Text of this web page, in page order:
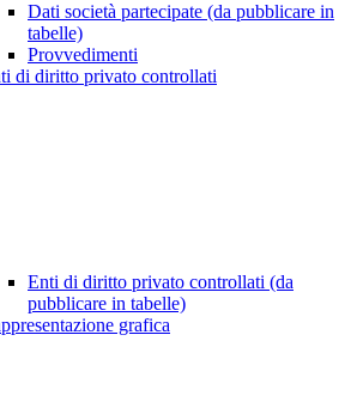
Dati società partecipate (da pubblicare in
tabelle)
Provvedimenti
di diritto privato controllati
Enti di diritto privato controllati (da
pubblicare in tabelle)
grafica